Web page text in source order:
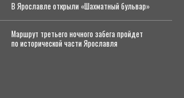
В Ярославле открыли «Шахматный бульвар»
Маршрут третьего ночного забега пройдет
по исторической части Ярославля